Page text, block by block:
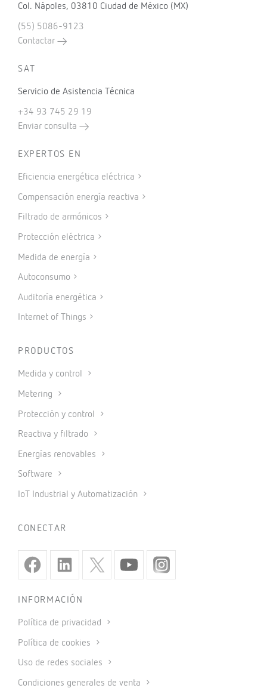
Col. Nápoles, 03810 Ciudad de México (MX)
(55) 5086-9123
Contactar
SAT
Servicio de Asistencia Técnica
+34 93 745 29 19
Enviar consulta
EXPERTOS EN
Eficiencia energética eléctrica
Compensación energía reactiva
Filtrado de armónicos
Protección eléctrica
Medida de energía
Autoconsumo
Auditoría energética
Internet of Things
PRODUCTOS
Medida y control
Metering
Protección y control
Reactiva y filtrado
Energías renovables
Software
IoT Industrial y Automatización
CONECTAR
INFORMACIÓN
Política de privacidad
Política de cookies
Uso de redes sociales
Condiciones generales de venta